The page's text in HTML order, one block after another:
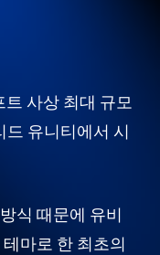
사상 최대 규모
드 유니티에서 시
식 때문에 유비
마로 한 최초의